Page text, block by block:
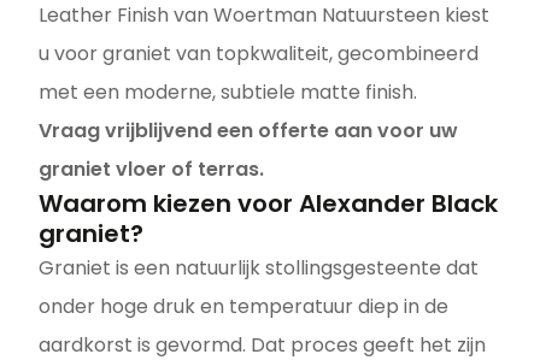
Leather Finish van Woertman Natuursteen kiest
u voor graniet van topkwaliteit, gecombineerd
met een moderne, subtiele matte finish.
Vraag vrijblijvend een offerte aan voor uw
graniet vloer of terras.
Waarom kiezen voor Alexander Black
graniet?
Graniet is een natuurlijk stollingsgesteente dat
onder hoge druk en temperatuur diep in de
aardkorst is gevormd. Dat proces geeft het zijn